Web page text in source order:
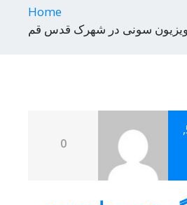
Home
مارس 5,
0